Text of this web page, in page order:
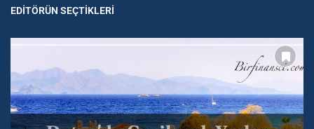
EDITÖRÜN SEÇTIKLERI